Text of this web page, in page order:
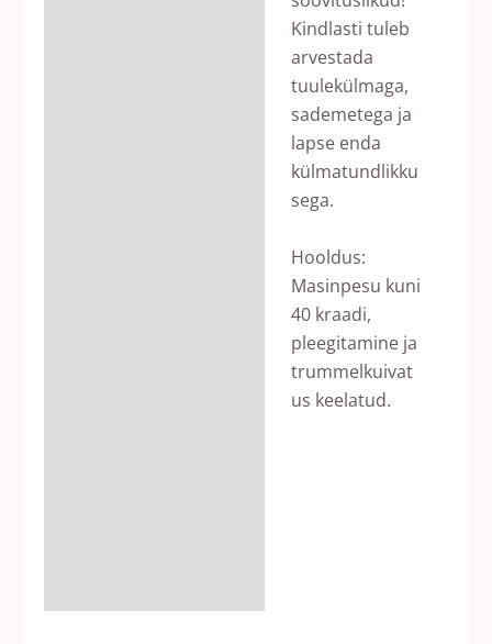
Kindlasti tuleb
arvestada
tuulekülmaga,
sademetega ja
lapse enda
külmatundlikku
sega.
Hooldus:
Masinpesu kuni
40 kraadi,
pleegitamine ja
trummelkuivat
us keelatud.